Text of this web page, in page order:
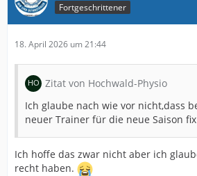
Fortgeschrittener
18. April 2026 um 21:44
Zitat von Hochwald-Physio
Ich glaube nach wie vor nicht,dass
neuer Trainer für die neue Saison
Ich hoffe das zwar nicht aber ich
recht haben.